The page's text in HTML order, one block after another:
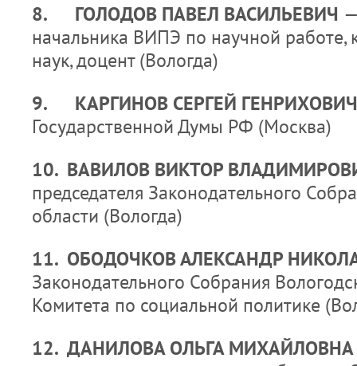
8. ГОЛОДОВ ПАВЕЛ ВАСИЛЬЕВИЧ
начальника ВИПЭ по научной работе,
наук, доцент (Вологда)
9. КАРГИНОВ СЕРГЕЙ
Государственной Думы РФ (Москва)
10. ВАВИЛОВ ВИКТОР
председателя Законодательного
области (Вологда)
11. ОБОДОЧКОВ АЛЕКСАНДР
Законодательного Собрания
Комитета по социальной политике
12. ДАНИЛОВА ОЛЬГА МИХАЙЛОВНА